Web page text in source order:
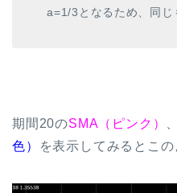
a=1/3となるため、同じ
期間20のSMA（ピンク）
色）
を表示してみるとこの